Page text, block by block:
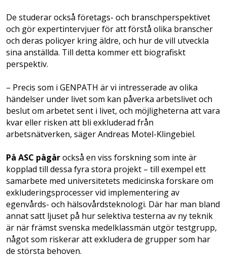
De studerar också företags- och branschperspektivet
och gör expert­intervjuer för att förstå olika branscher
och deras policyer kring äldre, och hur de vill utveckla
sina anställda. Till detta kommer ett biografiskt
perspektiv.
– Precis som i GENPATH är vi intresserade av olika
händelser under livet som kan påverka arbetslivet och
beslut om arbetet sent i livet, och möjligheterna att vara
kvar eller risken att bli exkluderad från
arbetsnätverken, säger Andreas Motel-Klingebiel.
På ASC pågårockså en viss forskning som inte är
kopplad till dessa fyra stora projekt – till exempel ett
samarbete med universitetets medicinska forskare om
exkluderingsprocesser vid implementering av
egenvårds- och hälsovårdsteknologi. Där har man bland
annat satt ljuset på hur selektiva testerna av ny teknik
är när främst svenska medelklassmän utgör testgrupp,
något som riskerar att exkludera de grupper som har
de största behoven.